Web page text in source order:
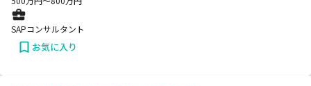
SAPコンサルタント
お気に入り